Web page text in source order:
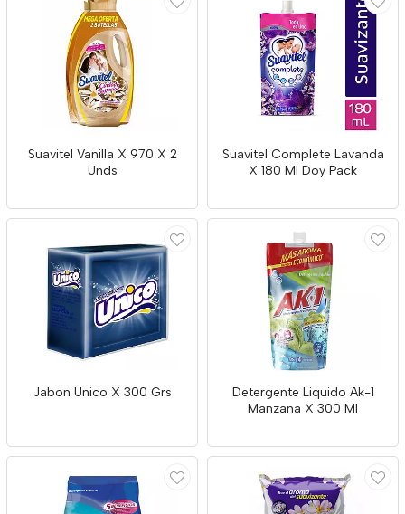
Suavitel Vanilla X 970 X 2
Unds
Suavitel Complete Lavanda
X 180 Ml Doy Pack
Jabon Unico X 300 Grs
Detergente Liquido Ak-1
Manzana X 300 Ml